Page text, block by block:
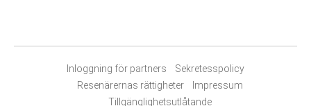
Inloggning för partners
Sekretesspolicy
Resenärernas rättigheter
Impressum
Tillgänglighetsutlåtande